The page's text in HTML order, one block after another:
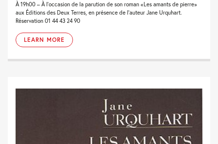
À 19h00 – À l’occasion de la parution de son roman «Les amants de pierre»
aux Éditions des Deux Terres, en présence de l’auteur Jane Urquhart.
Réservation 01 44 43 24 90
LEARN MORE